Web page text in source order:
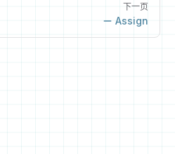
下一页
Assign